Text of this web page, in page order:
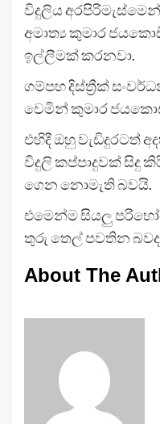
විදුලිය
අමාත්‍ය කුමාර
ඉල්ලීමක් කරනවා.
ගම්පහ දිස්ත්‍රීක්
වෙමින් කුමාර
එහිදී ඔහු වැඩිදුරටත්
විදුලි කප්පාදුවක් සිදු
ගෙන නොමැති බවයි.
එමෙන්ම සියලු
තුරු තෙල් පවතින
About The